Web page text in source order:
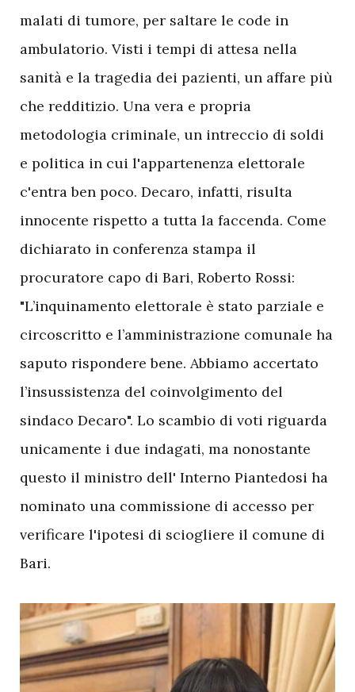
malati di tumore, per saltare le code in
ambulatorio. Visti i tempi di attesa nella
sanità e la tragedia dei pazienti, un affare più
che redditizio. Una vera e propria
metodologia criminale, un intreccio di soldi
e politica in cui l'appartenenza elettorale
c'entra ben poco. Decaro, infatti, risulta
innocente rispetto a tutta la faccenda. Come
dichiarato in conferenza stampa il
procuratore capo di Bari, Roberto Rossi:
"L’inquinamento elettorale è stato parziale e
circoscritto e l’amministrazione comunale ha
saputo rispondere bene. Abbiamo accertato
l’insussistenza del coinvolgimento del
sindaco Decaro". Lo scambio di voti riguarda
unicamente i due indagati, ma nonostante
questo il ministro dell' Interno Piantedosi ha
nominato una commissione di accesso per
verificare l'ipotesi di sciogliere il comune di
Bari.